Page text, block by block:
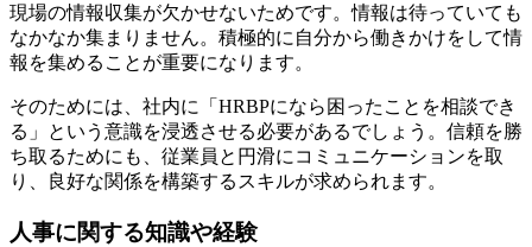
現場の情報収集が欠かせないためです。情報は待っていても
なかなか集まりません。積極的に自分から働きかけをして情
報を集めることが重要になります。
そのためには、社内に「HRBPになら困ったことを相談でき
る」という意識を浸透させる必要があるでしょう。信頼を勝
ち取るためにも、従業員と円滑にコミュニケーションを取
り、良好な関係を構築するスキルが求められます。
人事に関する知識や経験